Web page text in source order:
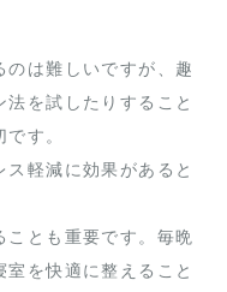
は難しいですが、趣
を試したりすること
す。
軽減に効果があると
とも重要です。毎晩
を快適に整えること